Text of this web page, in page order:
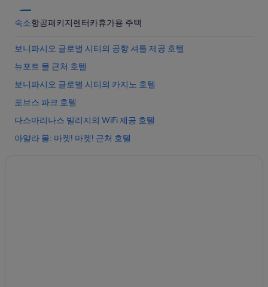
숙소항공패키지렌터카휴가용 주택
보니파시오 글로벌 시티의 공항 셔틀 제공 호텔
뉴포트 몰 근처 호텔
보니파시오 글로벌 시티의 카지노 호텔
포브스 파크 호텔
다스마리나스 빌리지의 WiFi 제공 호텔
아얄라 몰: 마켓! 마켓! 근처 호텔